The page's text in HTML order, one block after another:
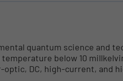
quantum science and
below 10
optic, DC, high-current, and